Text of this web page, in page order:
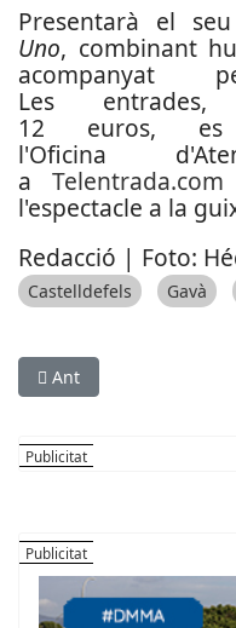
Presentarà el
Uno, combinant
acompanyat
Les
12 euros,
l'Oficina
aTelentrada.com
l'espectacle a la
Redacció | Foto:
Castelldefels Gavà
Article anterior: Una
Ant